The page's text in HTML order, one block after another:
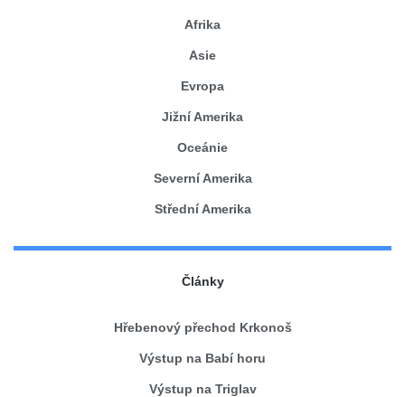
Afrika
Asie
Evropa
Jižní Amerika
Oceánie
Severní Amerika
Střední Amerika
Články
Hřebenový přechod Krkonoš
Výstup na Babí horu
Výstup na Triglav